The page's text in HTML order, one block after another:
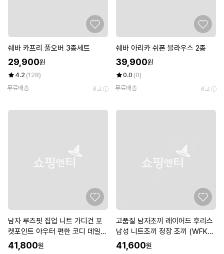
쉐바 카프리 풀오버 3종세트
29,900원
4.2 (128)
무료배송
광고
쉐바 아리카 쉬폰 블라우스 2종
39,900원
0.0 (0)
무료배송
광고
남자 루즈핏 집업 니트 가디건 포
켓포인트 아우터 편한 코디 데일리
룩
41,800원
고품질 남자조끼 레이어드 후리스
남성 니트조끼 정장 조끼 (WFKL5
F9)
41,600원